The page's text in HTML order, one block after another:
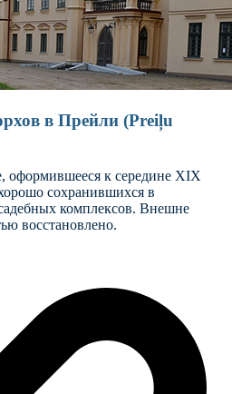
в Прейли (Preiļu
оформившееся к середине XIX
сохранившихся в
комплексов. Внешне
восстановлено.